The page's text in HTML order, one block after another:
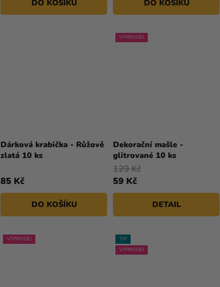
DO KOŠÍKU DO KOŠÍKU
Dárková krabička - Růžově
zlatá 10 ks
85 Kč
DO KOŠÍKU
VÝPRODEJ
Dekorační mašle -
glitrované 10 ks
59 Kč
129 Kč
DETAIL
VÝPRODEJ
TIP
VÝPRODEJ